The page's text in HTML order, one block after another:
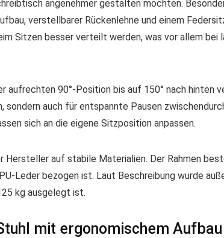
angenehmer gestalten möchten.
verstellbarer Rückenlehne und einem
Sitzen besser verteilt werden, was vor allem bei
aufrechten 90°-Position bis auf 150° nach hinten
sondern auch für entspannte Pausen
sich an die eigene Sitzposition anpassen.
Hersteller auf stabile Materialien. Der Rahmen
Leder bezogen ist. Laut Beschreibung wurde
kg ausgelegt ist.
mit ergonomischem Aufbau